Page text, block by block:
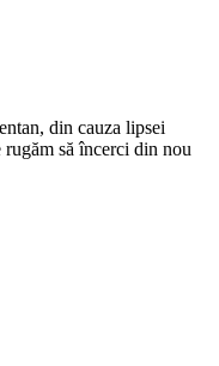
din cauza lipsei
să încerci din nou